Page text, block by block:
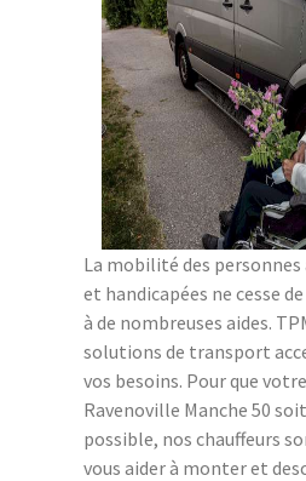
La mobilité des
et handicapées ne cesse
à de nombreuses aides.
solutions de transport
vos besoins. Pour que
Ravenoville Manche 50
possible, nos chauffeurs
vous aider à monter et